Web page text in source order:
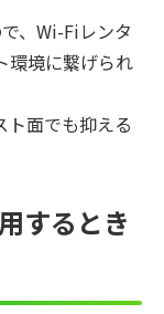
、Wi-Fiレンタ
環境に繋げられ
ト面でも抑える
するとき